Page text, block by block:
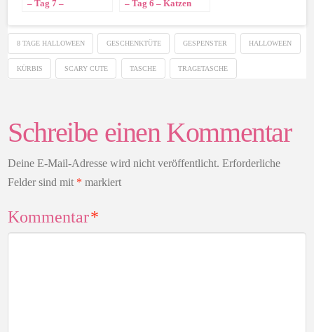
– Tag 7 –
Milchkarton
– Tag 6 – Katzen
8 TAGE HALLOWEEN GESCHENKTÜTE GESPENSTER HALLOWEEN
KÜRBIS SCARY CUTE TASCHE TRAGETASCHE
Schreibe einen Kommentar
Deine E-Mail-Adresse wird nicht veröffentlicht. Erforderliche
Felder sind mit * markiert
Kommentar*